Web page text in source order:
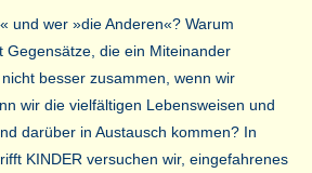
und wer »die Anderen«? Warum
Gegensätze, die ein Miteinander
besser zusammen, wenn wir
wir die vielfältigen Lebensweisen und
darüber in Austausch kommen? In
KINDER versuchen wir, eingefahrenes